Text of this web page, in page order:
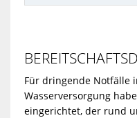
Für dringende Notfälle
Wasserversorgung
eingerichtet, der rund